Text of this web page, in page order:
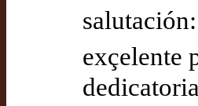
exçelente